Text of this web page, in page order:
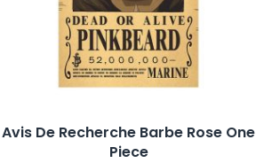
Avis De Recherche Barbe Rose One
Piece